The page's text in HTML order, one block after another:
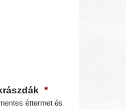
*
éttermet és